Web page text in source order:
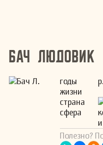
Бач Людовик
годы
жизни
страна
сфера
Полезно?